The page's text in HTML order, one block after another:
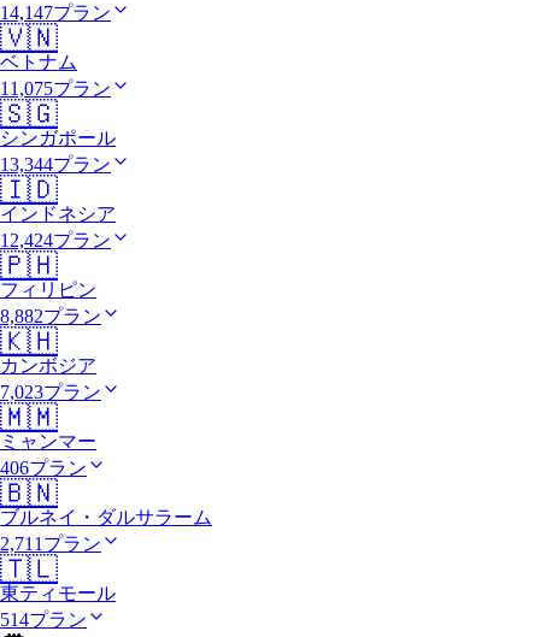
14,147プラン
🇻🇳
ベトナム
11,075プラン
🇸🇬
シンガポール
13,344プラン
🇮🇩
インドネシア
12,424プラン
🇵🇭
フィリピン
8,882プラン
🇰🇭
カンボジア
7,023プラン
🇲🇲
ミャンマー
406プラン
🇧🇳
ブルネイ・ダルサラーム
2,711プラン
🇹🇱
東ティモール
514プラン